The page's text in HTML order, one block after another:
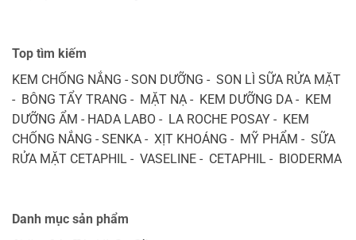
Top tìm kiếm
KEM CHỐNG NẮNG - SON DƯỠNG - SON LÌ SỮA RỬA MẶT
- BÔNG TẨY TRANG - MẶT NẠ - KEM DƯỠNG DA - KEM
DƯỠNG ẨM - HADA LABO - LA ROCHE POSAY - KEM
CHỐNG NẮNG - SENKA - XỊT KHOÁNG - MỸ PHẨM - SỮA
RỬA MẶT CETAPHIL - VASELINE - CETAPHIL - BIODERMA
Danh mục sản phẩm